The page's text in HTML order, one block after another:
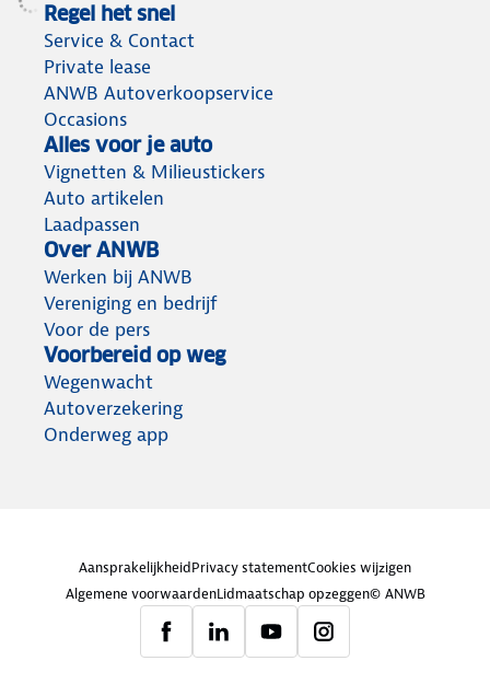
Regel het snel
Service & Contact
Private lease
ANWB Autoverkoopservice
Occasions
Alles voor je auto
Vignetten & Milieustickers
Auto artikelen
Laadpassen
Over ANWB
Werken bij ANWB
Vereniging en bedrijf
Voor de pers
Voorbereid op weg
Wegenwacht
Autoverzekering
Onderweg app
AansprakelijkheidPrivacy statementCookies wijzigen
Algemene voorwaardenLidmaatschap opzeggen© ANWB